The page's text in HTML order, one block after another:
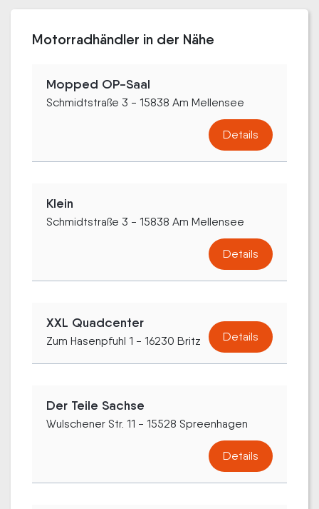
Motorradhändler in der Nähe
Mopped OP-Saal
Schmidtstraße 3 - 15838 Am Mellensee
Details
Klein
Schmidtstraße 3 - 15838 Am Mellensee
Details
XXL Quadcenter
Zum Hasenpfuhl 1 - 16230 Britz Details
Der Teile Sachse
Wulschener Str. 11 - 15528 Spreenhagen
Details